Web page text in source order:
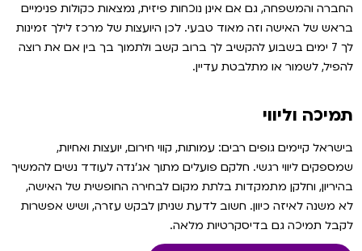
החברה והמשפחה, גם אם אינן נוכחות פיזית, נמצאות כקולות פנימיים
בראש של האישה וזה מאוד טבעי. לכן היועצות של מרכז לילך זמינות
לך 7 ימים בשבוע להקשיב לך ברוב קשב ולתמוך בך בין אם את רוצה
להפיל, לשמור או מתלבטת עדיין.
תמיכה וליווי
בישראל קיימים גופים רבים: עמותות, קווי חירום, יועצות ואחיות,
שמספקים ליווי רגשי. חלקם פועלים מתוך אג׳נדה לעודד נשים להמשיך
בהיריון, וחלקן מתמקדות בלתת מקום לבחירה החופשית של האישה,
לא משנה לאיזה כיוון. חשוב לדעת שניתן לבקש עזרה, ושיש אפשרות
לקבל תמיכה גם בדיסקרטיות מלאה.